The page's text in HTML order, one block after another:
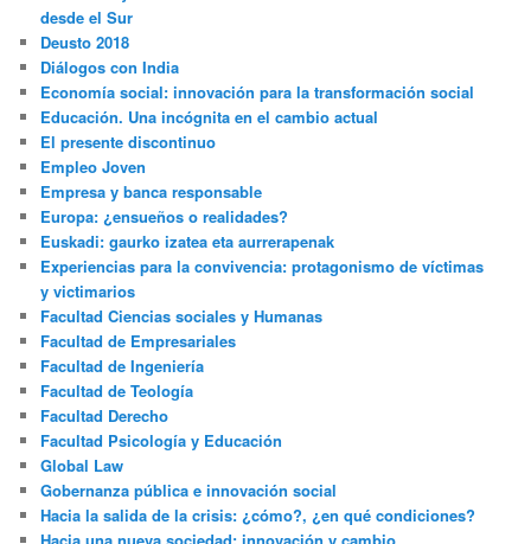
desde el Sur
Deusto 2018
Diálogos con India
Economía social: innovación para la transformación social
Educación. Una incógnita en el cambio actual
El presente discontinuo
Empleo Joven
Empresa y banca responsable
Europa: ¿ensueños o realidades?
Euskadi: gaurko izatea eta aurrerapenak
Experiencias para la convivencia: protagonismo de víctimas
y victimarios
Facultad Ciencias sociales y Humanas
Facultad de Empresariales
Facultad de Ingeniería
Facultad de Teología
Facultad Derecho
Facultad Psicología y Educación
Global Law
Gobernanza pública e innovación social
Hacia la salida de la crisis: ¿cómo?, ¿en qué condiciones?